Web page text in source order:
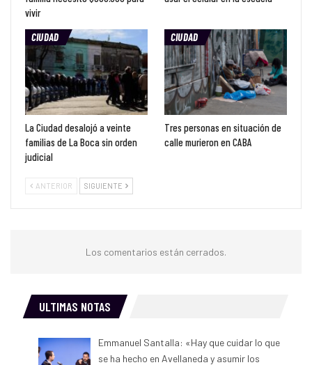
vivir
CIUDAD
La Ciudad desalojó a veinte
familias de La Boca sin orden
judicial
CIUDAD
Tres personas en situación de
calle murieron en CABA
ANTERIOR SIGUIENTE
Los comentarios están cerrados.
ULTIMAS NOTAS
Emmanuel Santalla: «Hay que cuidar lo que
se ha hecho en Avellaneda y asumir los